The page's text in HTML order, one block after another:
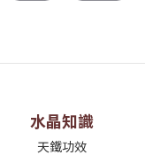
水晶知識
天鐵功效